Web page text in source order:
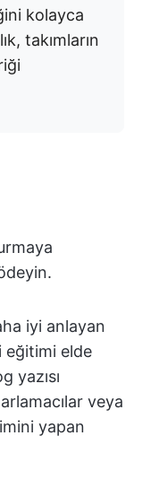
kolayca
takımların
iyi anlayan
eğitimi elde
yazısı
veya
yapan